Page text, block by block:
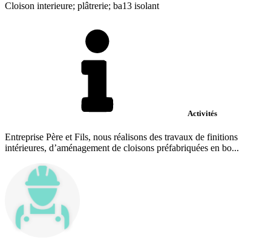
Cloison interieure; plâtrerie; ba13 isolant
Activités
Entreprise Père et Fils, nous réalisons des travaux de finitions
intérieures, d’aménagement de cloisons préfabriquées en bo...